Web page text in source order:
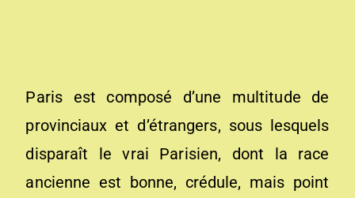
Paris est composé d’une multitude de
provinciaux et d’étrangers, sous lesquels
disparaît le vrai Parisien, dont la race
ancienne est bonne, crédule, mais point